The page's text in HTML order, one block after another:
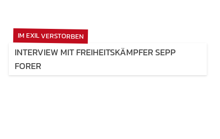
IM EXIL VERSTORBEN
INTERVIEW MIT FREIHEITSKÄMPFER SEPP
FORER